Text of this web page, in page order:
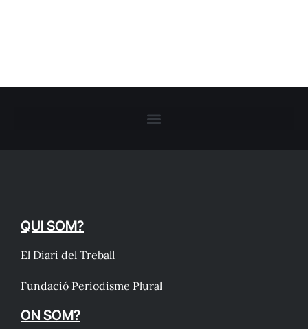
QUI SOM?
El Diari del Treball
Fundació Periodisme Plural
ON SOM?